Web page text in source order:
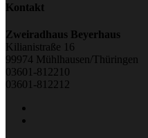
Kontakt
Zweiradhaus Beyerhaus
Kilianistraße 16
99974 Mühlhausen/Thüringen
03601-812210
03601-812212